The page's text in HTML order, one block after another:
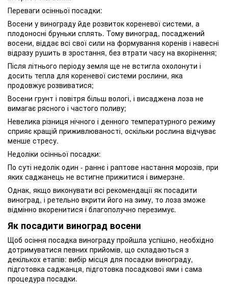
Переваги осінньої посадки:
Восени у винограду йде розвиток кореневої системи, а
плодоносні бруньки сплять. Тому виноград, посаджений
восени, віддає всі свої сили на формування коренів і навесні
відразу рушить в зростання, без втрати часу на вкорінення;
Після літнього періоду земля ще не встигла охолонути і
досить тепла для кореневої системи рослини, яка
продовжує розвиватися;
Восени грунт і повітря більш вологі, і висаджена лоза не
вимагає рясного і частого поливу;
Невелика різниця нічного і денного температурного режиму
сприяє кращій приживлюваності, оскільки рослина відчуває
менше стресу.
Недоліки осінньої посадки:
По суті недолік один - раннє і раптове настання морозів, при
яких саджанець не встигне прижитися і вимерзне.
Однак, якщо виконувати всі рекомендації як посадити
виноград, і ретельно вкрити його на зиму, то лоза зможе
відмінно вкоренитися і благополучно перезимує.
Як посадити виноград восени
Щоб осіння посадка винограду пройшла успішно, необхідно
дотримуватися певних прийомів, що складаються з
декількох етапів: вибір місця для посадки винограду,
підготовка саджанця, підготовка посадкової ями і сама
процедура посадки.